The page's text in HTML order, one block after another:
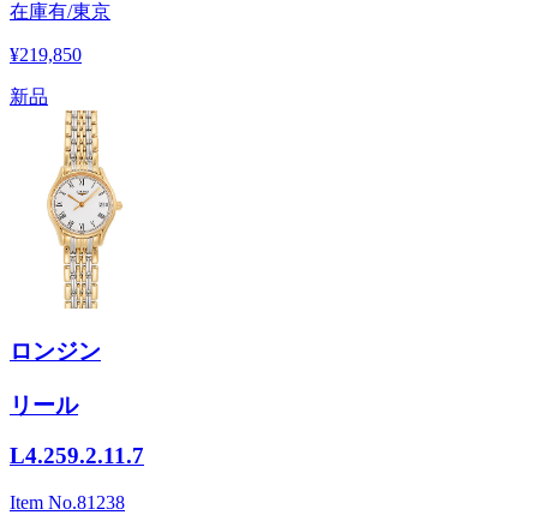
在庫有/東京
¥219,850
新品
ロンジン
リール
L4.259.2.11.7
Item No.81238